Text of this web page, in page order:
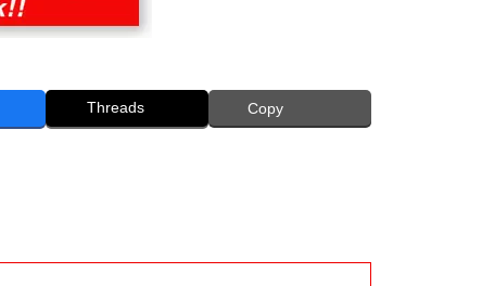
Threads Copy